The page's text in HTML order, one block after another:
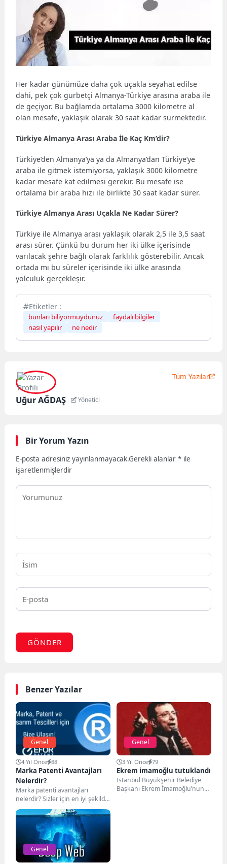
Her kadar günümüze daha çok uçakla seyahat edilse
dahi, pek çok gurbetçi Almanya-Türkiye arasına araba ile
de geçiyor. Bu bağlamda ortalama 3000 kilometre al
olan mesafe, yaklaşık olarak 30 saat kadar sürmektedir.
Türkiye Almanya Arası Araba İle Kaç Km’dir?
Türkiye’den Almanya’ya ya da Almanya’dan Türkiye’ye
araba ile gitmek istemiyorsa, yaklaşık 3000 kilometre
kadar mesafe kat edilmesi gerekir. Bu mesafe ise
ortalama bir araba hızı ile birlikte 30 saat kadar sürer.
Türkiye Almanya Arası Uçakla Ne Kadar Sürer?
Türkiye ile Almanya arası yaklaşık olarak 2,5 ile 3,5 saat
arası sürer. Çünkü bu durum her iki ülke içerisinde
varılacak şehre bağlı olarak farklılık gösterebilir. Ancak
ortada mı bu süreler içerisinde iki ülke arasında
yolculuk gerçekleşir.
Etiketler :
bunları biliyormuydunuz
faydalı bilgiler
nasıl yapılır
ne nedir
Uğur AĞDAŞ Yönetici
Tüm Yazılar
Bir Yorum Yazın
E-posta adresiniz yayınlanmayacak.Gerekli alanlar* ile
işaretlenmişlerdir
GÖNDER
Benzer Yazılar
Genel
4 Yıl Önce 88
Marka Patenti Avantajları
Nelerdir?
Marka patenti avantajları
nelerdir? Sizler için en iyi şekilde
bahsetmeye çalışacağız. Marka
patenti, bir şirketin...
Genel
3 Yıl Önce 79
Ekrem imamoğlu tutuklandı
İstanbul Büyükşehir Belediye
Başkanı Ekrem İmamoğlu’nun
Genel